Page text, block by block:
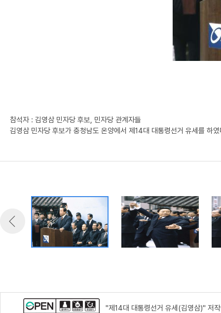
참석자 : 김영삼 민자당 후보, 민자당 관계자들
김영삼 민자당 후보가 충청남도 온양에서 제14대 대통령선거 유세를 하
"제14대 대통령선거 유세(김영삼)" 저